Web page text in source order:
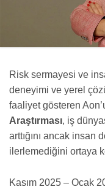
Risk sermayesi ve
deneyimi ve yerel
faaliyet gösteren
Araştırması, iş
arttığını ancak insan
ilerlemediğini ortaya
Kasım 2025 – Ocak